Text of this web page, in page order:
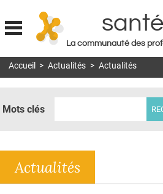
Jump to
La communauté des
MON COMPTE
DOSSIERS
RÉSEAUX
Accueil > Actualités > Actualités
Mots clés
Actualités